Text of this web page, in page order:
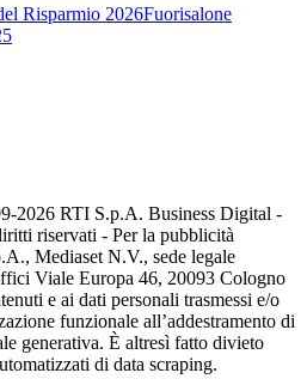
Risparmio 2026Fuorisalone
2026 RTI S.p.A. Business Digital -
riservati - Per la pubblicità
Mediaset N.V., sede legale
Viale Europa 46, 20093 Cologno
e ai dati personali trasmessi e/o
funzionale all’addestramento di
generativa. È altresì fatto divieto
di data scraping.